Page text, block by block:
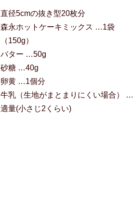
直径5cmの抜き型20枚分
森永ホットケーキミックス …1袋
（150g）
バター …50g
砂糖 …40g
卵黄 …1個分
牛乳（生地がまとまりにくい場合） …
適量(小さじ2くらい)